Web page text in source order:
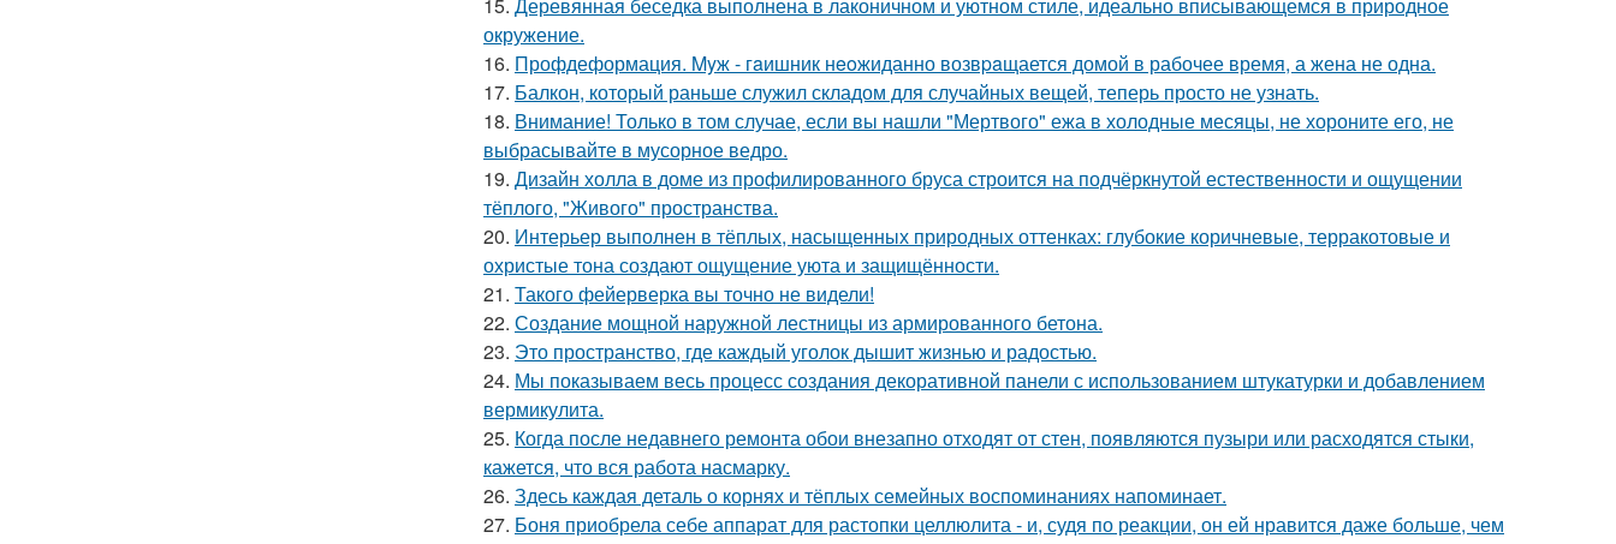
окружение.
16. Профдеформация. Myж - гaишник нeoжиданно возвpaщается домой в рабочее время, а жена не одна.
17. Балкон, который раньше служил складом для случайных вещей, теперь просто не узнать.
18. Внимание! Только в том случае, если вы нашли "Мертвого" ежа в холодные месяцы, не хороните его, не
выбрасывайте в мусорное ведро.
19. Дизайн холла в доме из профилированного бруса строится на подчёркнутой естественности и ощущении
тёплого, "Живого" пространства.
20. Интерьер выполнен в тёплых, насыщенных природных оттенках: глубокие коричневые, терракотовые и
охристые тона создают ощущение уюта и защищённости.
21. Такого фейерверка вы точно не видели!
22. Создание мощной наружной лестницы из армированного бетона.
23. Это пространство, где каждый уголок дышит жизнью и радостью.
24. Мы показываем весь процесс создания декоративной панели с использованием штукатурки и добавлением
вермикулита.
25. Когда после недавнего ремонта обои внезапно отходят от стен, появляются пузыри или расходятся стыки,
кажется, что вся работа насмарку.
26. Здесь каждая деталь о корнях и тёплых семейных воспоминаниях напоминает.
27. Боня приобрела себе аппарат для растопки целлюлита - и, судя по реакции, он ей нравится даже больше, чем